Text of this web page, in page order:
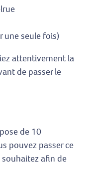
une seule fois)
attentivement la
de passer le
de 10
pouvez passer ce
afin de